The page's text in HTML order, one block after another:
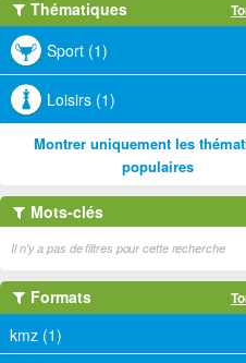
Thématiques
Sport (1)
Loisirs (1)
Montrer uniquement les
populaires
Mots-clés
Il n'y a pas de filtres pour cette recherche
Formats
kmz (1)